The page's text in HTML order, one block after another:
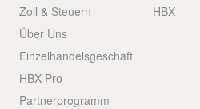
Zoll & Steuern
Über Uns
Einzelhandelsgeschäft
HBX Pro
Partnerprogramm
HBX